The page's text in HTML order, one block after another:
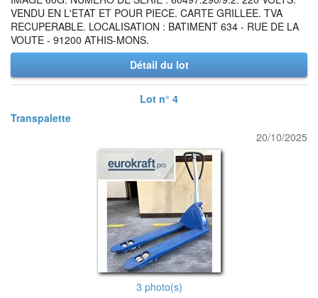
VENDU EN L'ETAT ET POUR PIECE. CARTE GRILLEE. TVA
RECUPERABLE. LOCALISATION : BATIMENT 634 - RUE DE LA
VOUTE - 91200 ATHIS-MONS.
Détail du lot
Lot n° 4
Transpalette
20/10/2025
3 photo(s)